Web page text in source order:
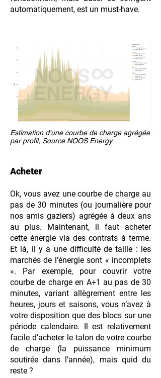
automatiquement, est un must-have.
Estimation d'une courbe de charge agrégée
par profil, Source NOOS Energy
Acheter
Ok, vous avez une courbe de charge au
pas de 30 minutes (ou journalière pour
nos amis gaziers) agrégée à deux ans
au plus. Maintenant, il faut acheter
cette énergie via des contrats à terme.
Et là, il y a une difficulté de taille : les
marchés de l’énergie sont « incomplets
». Par exemple, pour couvrir votre
courbe de charge en A+1 au pas de 30
minutes, variant allègrement entre les
heures, jours et saisons, vous n’avez à
votre disposition que des blocs sur une
période calendaire. Il est relativement
facile d’acheter le talon de votre courbe
de charge (la puissance minimum
soutirée dans l’année), mais quid du
reste ?